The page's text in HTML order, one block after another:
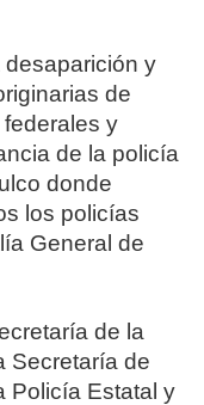
desaparición y
de
y
de la policía
donde
los policías
General de
de la
Secretaría de
Policía Estatal y